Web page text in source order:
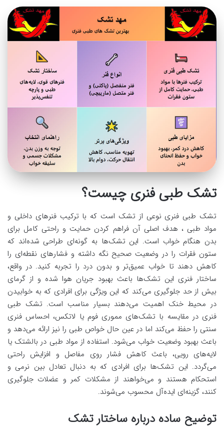
تشک طبی فنری چیست؟
تشک طبی فنری نوعی از تشک است که با ترکیب فنرهای داخلی و
مواد طبی ، هدف اصلی آن فراهم کردن حمایت و راحتی کامل برای
بدن هنگام خواب است. این تشک‌ها به گونه‌ای طراحی شده‌اند که
ستون فقرات را در وضعیت صحیح نگه داشته و فشارهای نقطه‌ای را
کاهش دهند تا خواب عمیق‌تر و بدون درد را تجربه کنید. در واقع،
ساختار فنری این تشک‌ها باعث بهبود جریان هوا شده و از گرمای
بیش از حد جلوگیری می‌کند که این ویژگی برای افرادی که به خوابیدن
در محیط خنک اهمیت می‌دهند بسیار مناسب است. تشک طبی
فنری در مقایسه با تشک‌های مموری فوم یا لاتکس، احساس فنری
سنتی را حفظ می‌کند اما در عین حال خواص طبی را نیز ارائه می‌دهد و
باعث بهبود وضعیت خواب می‌شود. استفاده از مواد طبی در بالشتک یا
لایه‌های رویی، باعث کاهش فشار روی مفاصل و افزایش راحتی
می‌گردد. این تشک‌ها برای افرادی که به دنبال تعادل بین نرمی و
استحکام هستند و می‌خواهند از مشکلات کمر و عضلات جلوگیری
کنند، گزینه‌ای ایده‌آل محسوب می‌شوند.
توضیح ساده درباره ساختار تشک